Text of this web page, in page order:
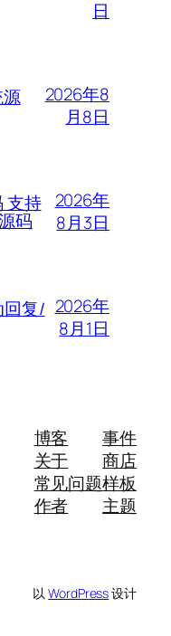
日
2026年8
月8日
支持
码
2026年
8月3日
回复/ 2026年
8月1日
博客
关于
常见问题
作者
事件
商店
样板
主题
以WordPress设计